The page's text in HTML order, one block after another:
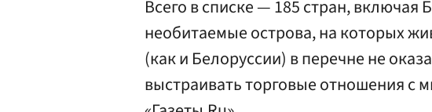
Всего в списке — 185 стран,
необитаемые острова, на которых
(как и Белоруссии) в перечне не
выстраивать торговые отношения с